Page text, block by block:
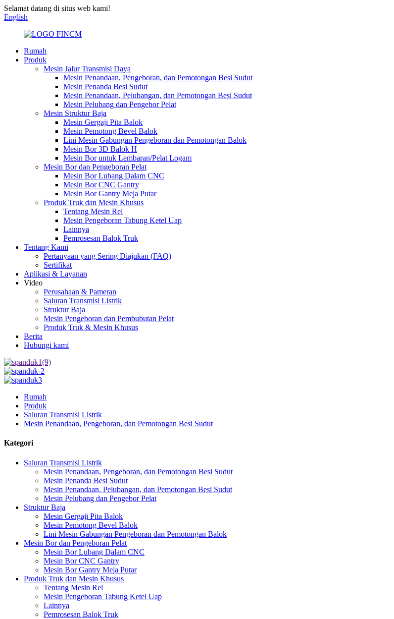
Selamat datang di situs web kami!
English
Rumah
Produk
Mesin Jalur Transmisi Daya
Mesin Penandaan, Pengeboran, dan Pemotongan Besi Sudut
Mesin Penanda Besi Sudut
Mesin Penandaan, Pelubangan, dan Pemotongan Besi Sudut
Mesin Pelubang dan Pengebor Pelat
Mesin Struktur Baja
Mesin Gergaji Pita Balok
Mesin Pemotong Bevel Balok
Lini Mesin Gabungan Pengeboran dan Pemotongan Balok
Mesin Bor 3D Balok H
Mesin Bor untuk Lembaran/Pelat Logam
Mesin Bor dan Pengeboran Pelat
Mesin Bor Lubang Dalam CNC
Mesin Bor CNC Gantry
Mesin Bor Gantry Meja Putar
Produk Truk dan Mesin Khusus
Tentang Mesin Rel
Mesin Pengeboran Tabung Ketel Uap
Lainnya
Pemrosesan Balok Truk
Tentang Kami
Pertanyaan yang Sering Diajukan (FAQ)
Sertifikat
Aplikasi & Layanan
Video
Perusahaan & Pameran
Saluran Transmisi Listrik
Struktur Baja
Mesin Pengeboran dan Pembubutan Pelat
Produk Truk & Mesin Khusus
Berita
Hubungi kami
Rumah
Produk
Saluran Transmisi Listrik
Mesin Penandaan, Pengeboran, dan Pemotongan Besi Sudut
Kategori
Saluran Transmisi Listrik
Mesin Penandaan, Pengeboran, dan Pemotongan Besi Sudut
Mesin Penanda Besi Sudut
Mesin Penandaan, Pelubangan, dan Pemotongan Besi Sudut
Mesin Pelubang dan Pengebor Pelat
Struktur Baja
Mesin Gergaji Pita Balok
Mesin Pemotong Bevel Balok
Lini Mesin Gabungan Pengeboran dan Pemotongan Balok
Mesin Bor dan Pengeboran Pelat
Mesin Bor Lubang Dalam CNC
Mesin Bor CNC Gantry
Mesin Bor Gantry Meja Putar
Produk Truk dan Mesin Khusus
Tentang Mesin Rel
Mesin Pengeboran Tabung Ketel Uap
Lainnya
Pemrosesan Balok Truk